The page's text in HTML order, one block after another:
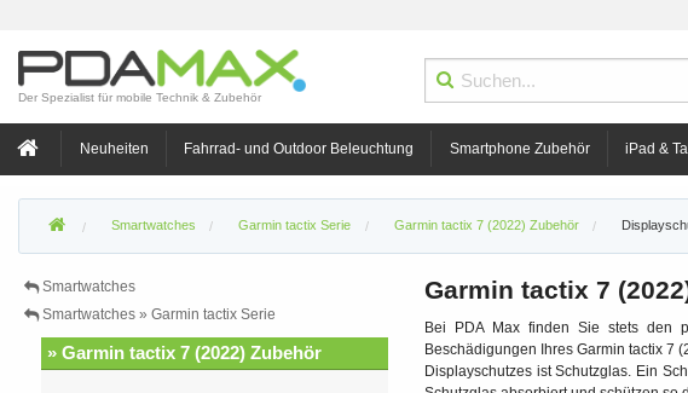
Der Spezialist für mobile Technik & Zubehör
Neuheiten Fahrrad- und Outdoor Beleuchtung Smartphone Zubehör iPad &
Smartwatches Garmin tactix Serie Garmin tactix 7 (2022) Zubehör
Garmin tactix 7
Bei PDA Max finden Sie stets den
Beschädigungen Ihres Garmin tactix 7
Displayschutzes ist Schutzglas. Ein
Smartwatches
Smartwatches » Garmin tactix Serie
» Garmin tactix 7 (2022) Zubehör